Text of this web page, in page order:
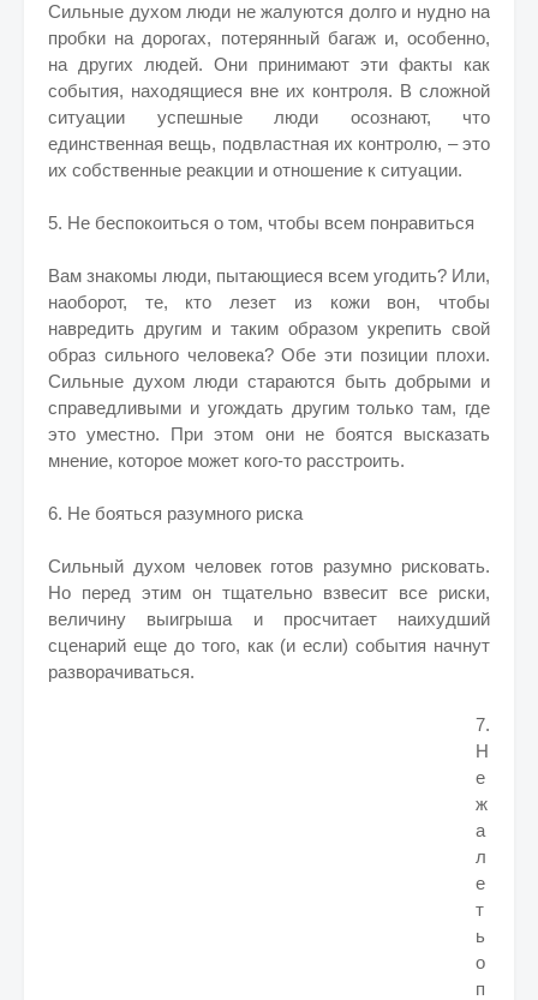
Сильные духом люди не жалуются долго и нудно на
пробки на дорогах, потерянный багаж и, особенно,
на других людей. Они принимают эти факты как
события, находящиеся вне их контроля. В сложной
ситуации успешные люди осознают, что
единственная вещь, подвластная их контролю, – это
их собственные реакции и отношение к ситуации.
5. Не беспокоиться о том, чтобы всем понравиться
Вам знакомы люди, пытающиеся всем угодить? Или,
наоборот, те, кто лезет из кожи вон, чтобы
навредить другим и таким образом укрепить свой
образ сильного человека? Обе эти позиции плохи.
Сильные духом люди стараются быть добрыми и
справедливыми и угождать другим только там, где
это уместно. При этом они не боятся высказать
мнение, которое может кого-то расстроить.
6. Не бояться разумного риска
Сильный духом человек готов разумно рисковать.
Но перед этим он тщательно взвесит все риски,
величину выигрыша и просчитает наихудший
сценарий еще до того, как (и если) события начнут
разворачиваться.
7.
Н
е
ж
а
л
е
т
ь
о
п